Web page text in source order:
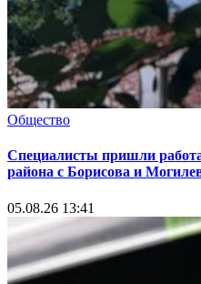
Общество
Специалисты пришли
района с Борисова и
05.08.26 13:41